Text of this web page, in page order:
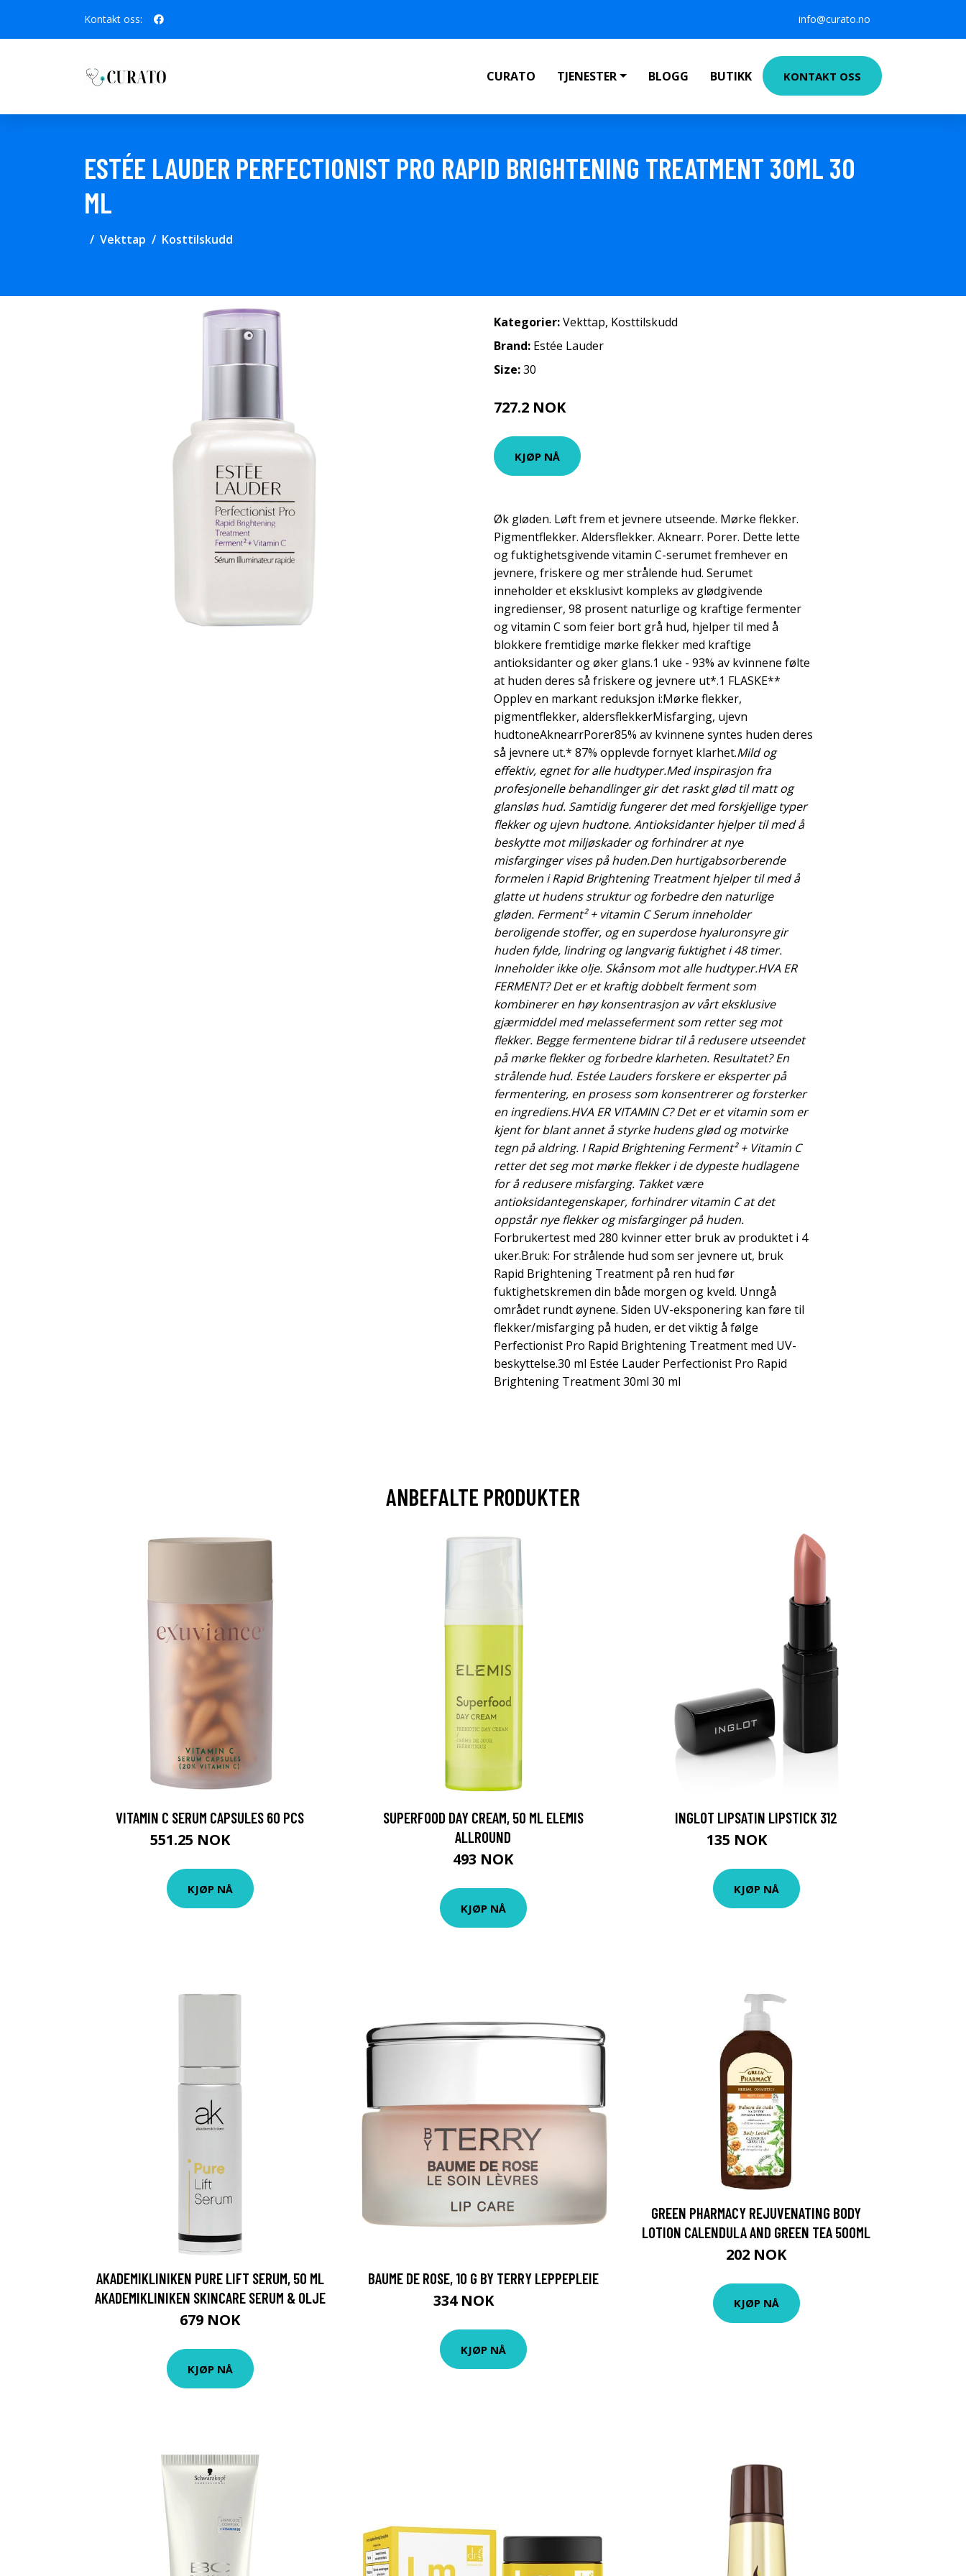
Kontakt oss: info@curato.no
CURATO TJENESTER BLOGG BUTIKK KONTAKT OSS
ESTÉE LAUDER PERFECTIONIST PRO RAPID BRIGHTENING TREATMENT 30ML 30
ML
Vekttap Kosttilskudd
Kategorier:Vekttap, Kosttilskudd
Brand: Estée Lauder
Size:30
727.2 NOK
KJØP NÅ
Øk gløden. Løft frem et jevnere utseende. Mørke flekker.
Pigmentflekker. Aldersflekker. Aknearr. Porer. Dette lette
og fuktighetsgivende vitamin C-serumet fremhever en
jevnere, friskere og mer strålende hud. Serumet
inneholder et eksklusivt kompleks av glødgivende
ingredienser, 98 prosent naturlige og kraftige fermenter
og vitamin C som feier bort grå hud, hjelper til med å
blokkere fremtidige mørke flekker med kraftige
antioksidanter og øker glans.1 uke - 93% av kvinnene følte
at huden deres så friskere og jevnere ut*.1 FLASKE**
Opplev en markant reduksjon i:Mørke flekker,
pigmentflekker, aldersflekkerMisfarging, ujevn
hudtoneAknearrPorer85% av kvinnene syntes huden deres
så jevnere ut.* 87% opplevde fornyet klarhet.Mild og
effektiv, egnet for alle hudtyper.Med inspirasjon fra
profesjonelle behandlinger gir det raskt glød til matt og
glansløs hud. Samtidig fungerer det med forskjellige typer
flekker og ujevn hudtone. Antioksidanter hjelper til med å
beskytte mot miljøskader og forhindrer at nye
misfarginger vises på huden.Den hurtigabsorberende
formelen i Rapid Brightening Treatment hjelper til med å
glatte ut hudens struktur og forbedre den naturlige
gløden. Ferment² + vitamin C Serum inneholder
beroligende stoffer, og en superdose hyaluronsyre gir
huden fylde, lindring og langvarig fuktighet i 48 timer.
Inneholder ikke olje. Skånsom mot alle hudtyper.HVA ER
FERMENT? Det er et kraftig dobbelt ferment som
kombinerer en høy konsentrasjon av vårt eksklusive
gjærmiddel med melasseferment som retter seg mot
flekker. Begge fermentene bidrar til å redusere utseendet
på mørke flekker og forbedre klarheten. Resultatet? En
strålende hud. Estée Lauders forskere er eksperter på
fermentering, en prosess som konsentrerer og forsterker
en ingrediens.HVA ER VITAMIN C? Det er et vitamin som er
kjent for blant annet å styrke hudens glød og motvirke
tegn på aldring. I Rapid Brightening Ferment² + Vitamin C
retter det seg mot mørke flekker i de dypeste hudlagene
for å redusere misfarging. Takket være
antioksidantegenskaper, forhindrer vitamin C at det
oppstår nye flekker og misfarginger på huden.
Forbrukertest med 280 kvinner etter bruk av produktet i 4
uker.Bruk: For strålende hud som ser jevnere ut, bruk
Rapid Brightening Treatment på ren hud før
fuktighetskremen din både morgen og kveld. Unngå
området rundt øynene. Siden UV-eksponering kan føre til
flekker/misfarging på huden, er det viktig å følge
Perfectionist Pro Rapid Brightening Treatment med UV-
beskyttelse.30 ml Estée Lauder Perfectionist Pro Rapid
Brightening Treatment 30ml 30 ml
ANBEFALTE PRODUKTER
VITAMIN C SERUM CAPSULES 60 PCS
551.25 NOK
KJØP NÅ
SUPERFOOD DAY CREAM, 50 ML ELEMIS
ALLROUND
493 NOK
KJØP NÅ
INGLOT LIPSATIN LIPSTICK 312
135 NOK
KJØP NÅ
AKADEMIKLINIKEN PURE LIFT SERUM, 50 ML
AKADEMIKLINIKEN SKINCARE SERUM & OLJE
679 NOK
KJØP NÅ
BAUME DE ROSE, 10 G BY TERRY LEPPEPLEIE
334 NOK
KJØP NÅ
GREEN PHARMACY REJUVENATING BODY
LOTION CALENDULA AND GREEN TEA 500ML
202 NOK
KJØP NÅ